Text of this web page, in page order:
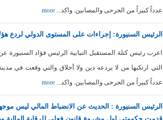
عدداً كبيراً من الجرحى والمصابين. واكد...more
الرئيس السنيورة: إجراءات على المستوى الدولي لردع
اعرب رئيس كتلة المستقبل النيابية الرئيس فؤاد السنيورة
التي ارتكبها من لا يردعه دين ولا أخلاق والتي وقعت في
عدداً كبيراً من الجرحى والمصابين. واكد...more
قدمت حكومتي اول مشروع قانون فعلي للرقابة المالية